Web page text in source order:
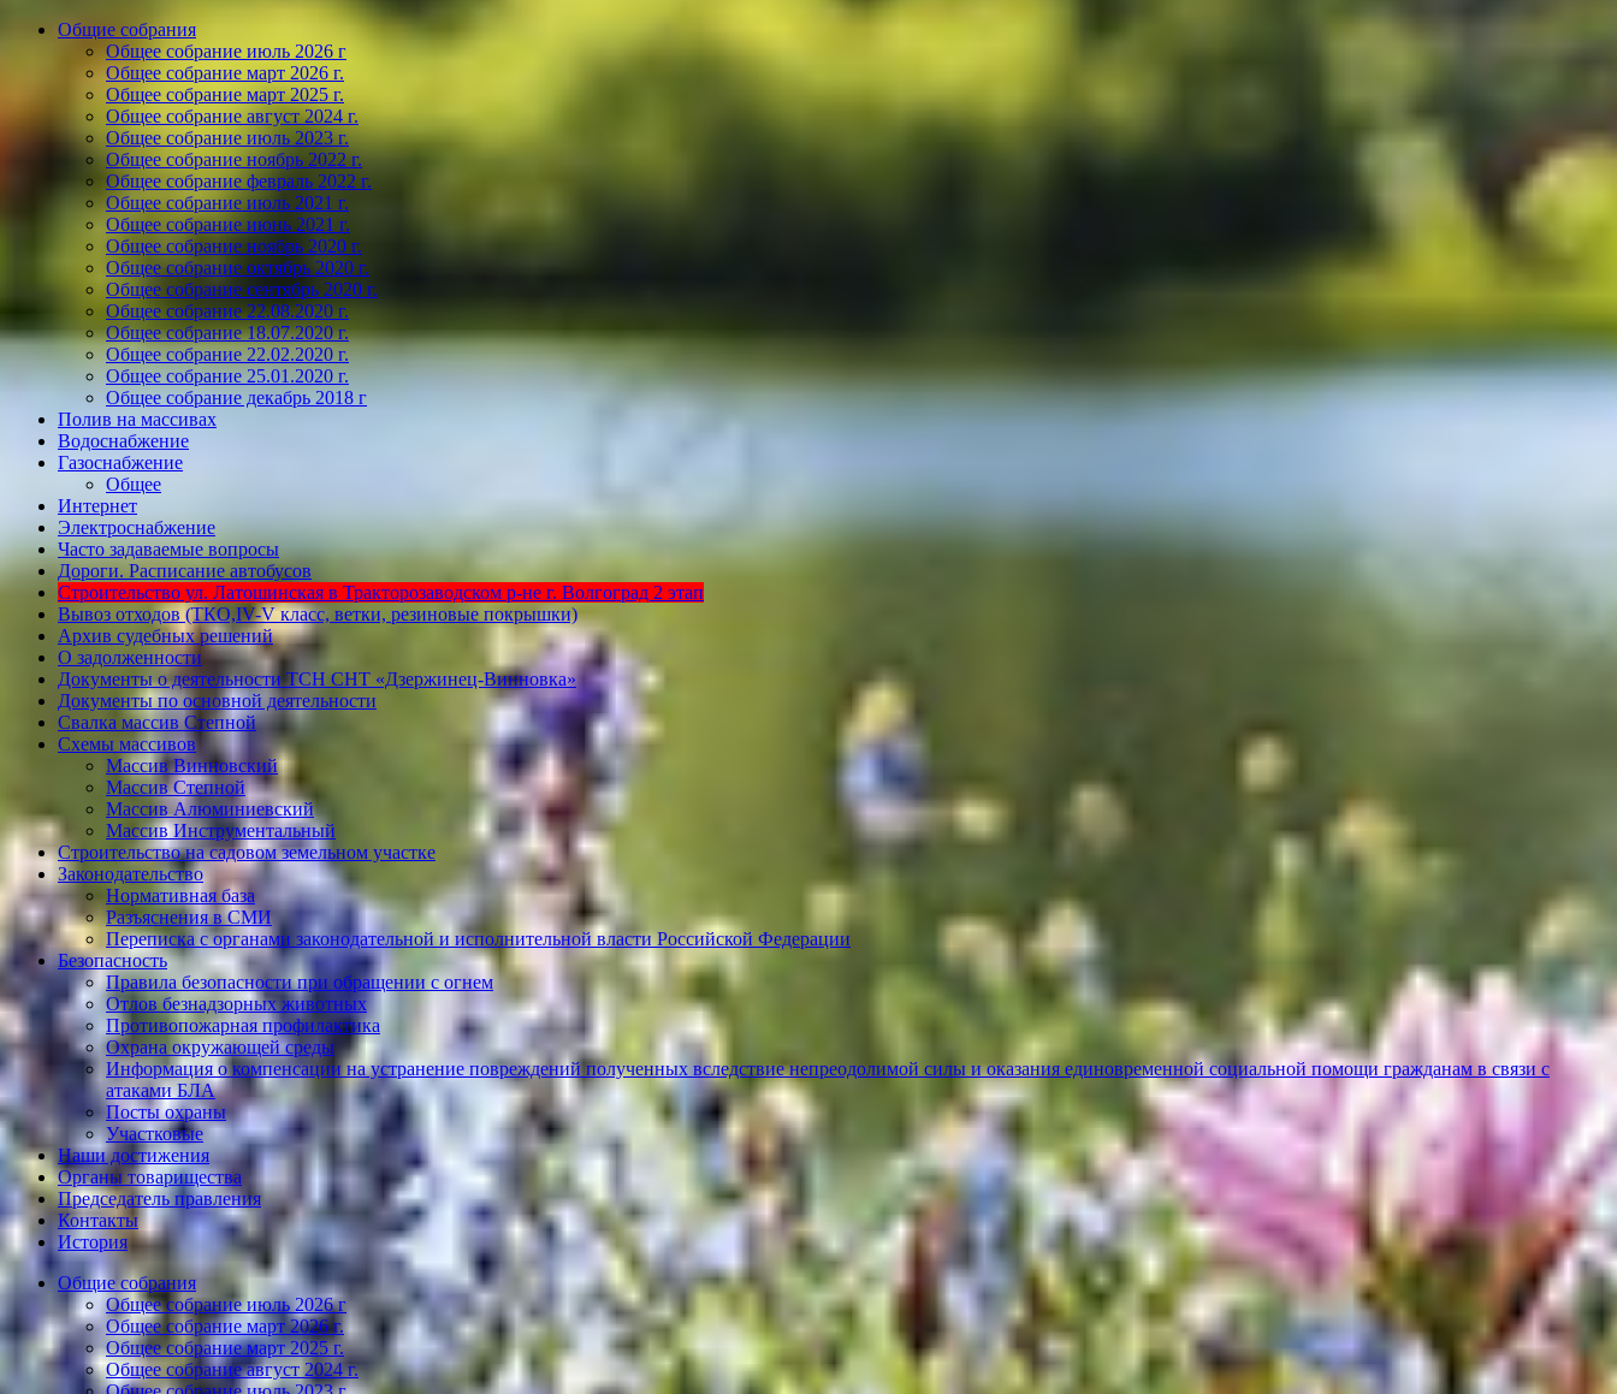
Общие собрания
Общее собрание июль 2026 г
Общее собрание март 2026 г.
Общее собрание март 2025 г.
Общее собрание август 2024 г.
Общее собрание июль 2023 г.
Общее собрание ноябрь 2022 г.
Общее собрание февраль 2022 г.
Общее собрание июль 2021 г.
Общее собрание июнь 2021 г.
Общее собрание ноябрь 2020 г.
Общее собрание октябрь 2020 г.
Общее собрание сентябрь 2020 г.
Общее собрание 22.08.2020 г.
Общее собрание 18.07.2020 г.
Общее собрание 22.02.2020 г.
Общее собрание 25.01.2020 г.
Общее собрание декабрь 2018 г
Полив на массивах
Водоснабжение
Газоснабжение
Общее
Интернет
Электроснабжение
Часто задаваемые вопросы
Дороги. Расписание автобусов
Строительство ул. Латошинская в Тракторозаводском р-не г. Волгоград 2 этап
Вывоз отходов (ТКО,IV-V класс, ветки, резиновые покрышки)
Архив судебных решений
О задолженности
Документы о деятельности ТСН СНТ «Дзержинец-Винновка»
Документы по основной деятельности
Свалка массив Степной
Схемы массивов
Массив Винновский
Массив Степной
Массив Алюминиевcкий
Массив Инструментальный
Строительство на садовом земельном участке
Законодательство
Нормативная база
Разъяснения в СМИ
Переписка с органами законодательной и исполнительной власти Российской Федерации
Безопасность
Правила безопасности при обращении с огнем
Отлов безнадзорных животных
Противопожарная профилактика
Охрана окружающей среды
Информация о компенсации на устранение повреждений полученных вследствие непреодолимой силы и оказания единовременной социальной помощи гражданам в связи с
атаками БЛА
Посты охраны
Участковые
Наши достижения
Органы товарищества
Председатель правления
Контакты
История
Общие собрания
Общее собрание июль 2026 г
Общее собрание март 2026 г.
Общее собрание март 2025 г.
Общее собрание август 2024 г.